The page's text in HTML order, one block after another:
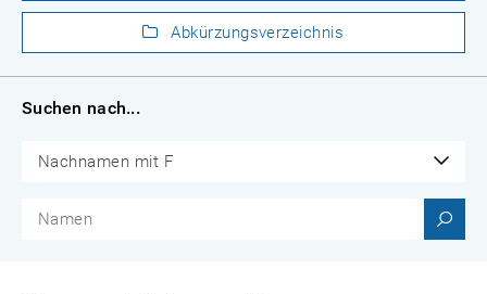
Abkürzungsverzeichnis
Suchen nach...
Nachnamen mit F